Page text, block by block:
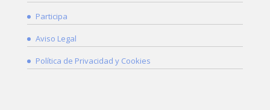
Participa
Aviso Legal
Política de Privacidad y Cookies